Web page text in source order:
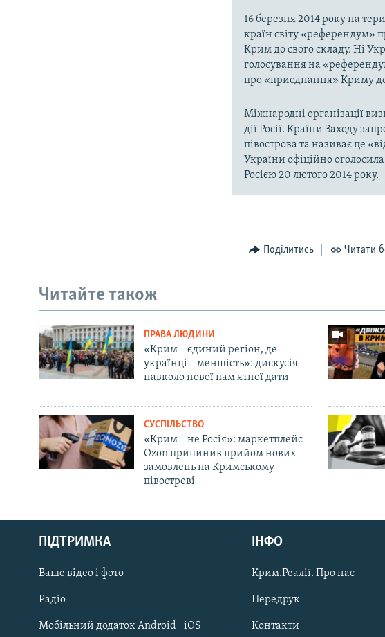
Русский
Qırımtatar
ДОЛУЧАЙСЯ!
16 березня 2014 року на
країн світу «референдум»
Крим до свого складу. Ні
голосування на
про «приєднання» Криму до
Міжнародні організації
дії Росії. Країни Заходу
півострова та називає це
України офіційно
Росією 20 лютого 2014 року.
Поділитись Читати
Читайте також
ПРАВА ЛЮДИНИ
«Крим – єдиний регіон, де
українці – меншість»: дискусія
навколо нової пам'ятної дати
СУСПІЛЬСТВО
«Крим – не Росія»: маркетплейс
Ozon припинив прийом нових
замовлень на Кримському
півострові
ПІДТРИМКА
Ваше відео і фото
Радіо
Мобільний додаток Android | iOS
ІНФО
Крим.Реалії. Про нас
Передрук
Контакти